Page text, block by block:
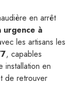
en arrêt
urgence à
les artisans les
, capables
installation en
de retrouver